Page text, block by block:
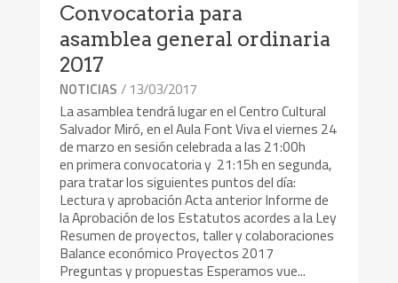
Convocatoria para
asamblea general ordinaria
2017
NOTICIAS / 13/03/2017
La asamblea tendrá lugar en el Centro Cultural
Salvador Miró, en el Aula Font Viva el viernes 24
de marzo en sesión celebrada a las 21:00h
en primera convocatoria y 21:15h en segunda,
para tratar los siguientes puntos del día:
Lectura y aprobación Acta anterior Informe de
la Aprobación de los Estatutos acordes a la Ley
Resumen de proyectos, taller y colaboraciones
Balance económico Proyectos 2017
Preguntas y propuestas Esperamos vue...